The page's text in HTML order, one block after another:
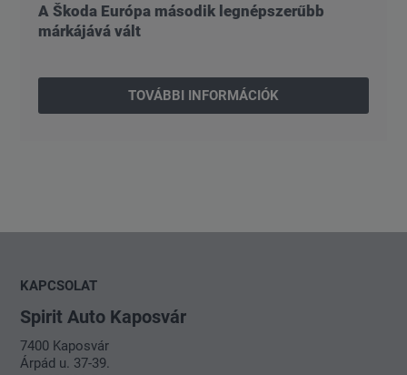
A Škoda Európa második legnépszerűbb
márkájává vált
TOVÁBBI INFORMÁCIÓK
KAPCSOLAT
Spirit Auto Kaposvár
7400 Kaposvár
Árpád u. 37-39.